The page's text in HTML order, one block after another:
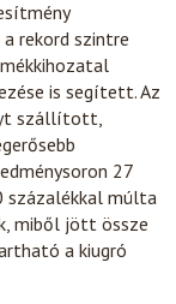
rekord szintre
is segített. Az
szállított,
27
százalékkal múlta
miből jött össze
a kiugró